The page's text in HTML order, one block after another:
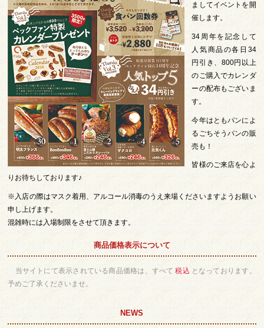
ましてイベントを開
催します。
34周年を記念して
人気商品の各日34
円引き、800円以上
のご購入でカレンダ
ーの配布もございま
す。
今年はともパンによ
るごちそうパンの販
売も！
皆様のご来店を心よ
りお待ちしております♪
※入店の際はマスク着用、アルコール消毒のうえ来場くださいますようお願い
申し上げます。
混雑時には入場制限をさせて頂きます。
商品価格表示について
当サイトにて表示されている商品価格は、すべて 税込 となっております。
予めご了承くださいませ。
NEWS